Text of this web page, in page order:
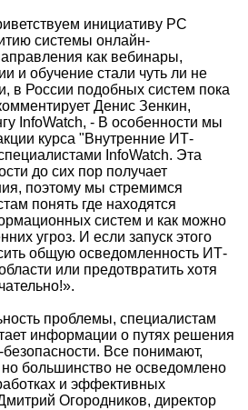
инициативу PC
системы онлайн-
как вебинары,
и обучение стали чуть ли не
в России подобных систем пока
Денис Зенкин,
InfoWatch, - В особенности мы
курса "Внутренние ИТ-
InfoWatch. Эта
до сих пор получает
поэтому мы стремимся
понять где находятся
систем и как можно
угроз. И если запуск этого
общую осведомленность ИТ-
или предотвратить хотя
проблемы, специалистам
информации о путях решения
Все понимают,
но большинство не осведомлено
и эффективных
Огородников, директор